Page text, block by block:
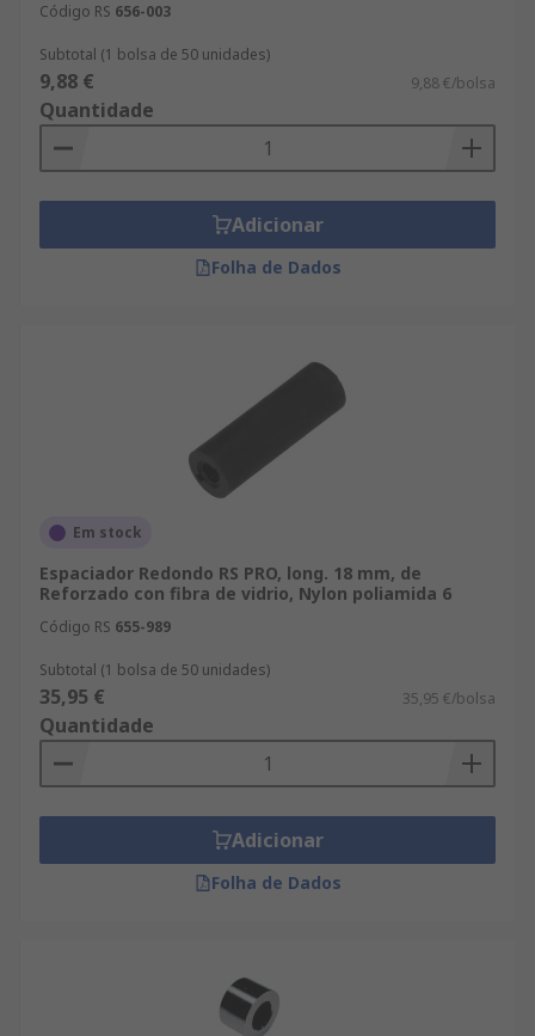
Código RS 656-003
Subtotal (1 bolsa de 50 unidades)
9,88 € 9,88 €/bolsa
Quantidade
Adicionar
Folha de Dados
Em stock
Espaciador Redondo RS PRO, long. 18 mm, de
Reforzado con fibra de vidrio, Nylon poliamida 6
Código RS 655-989
Subtotal (1 bolsa de 50 unidades)
35,95 € 35,95 €/bolsa
Quantidade
Adicionar
Folha de Dados